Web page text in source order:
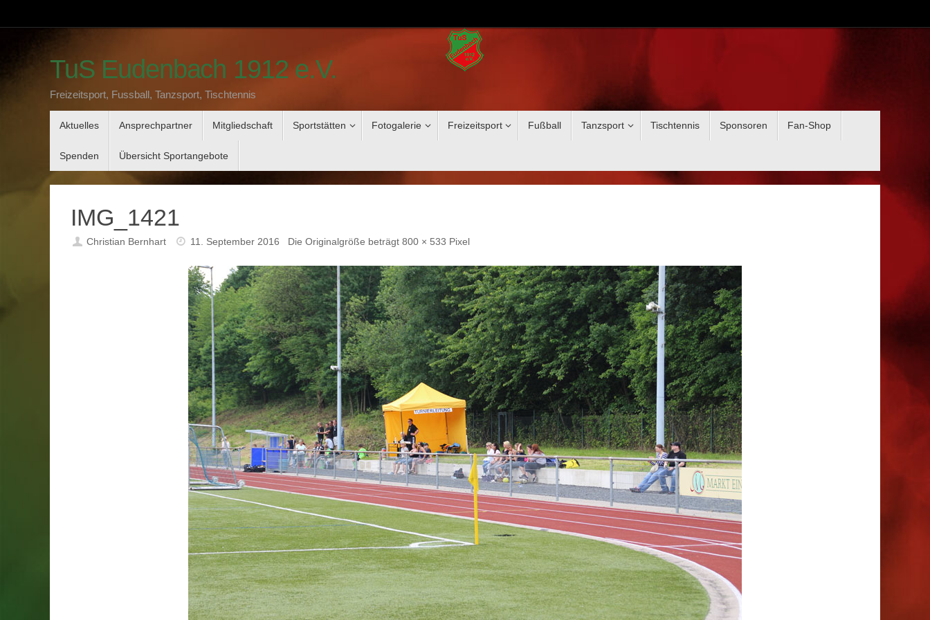
Inhalt
TuS Eudenbach 1912 e.V.
Freizeitsport, Fussball, Tanzsport, Tischtennis
Inhalt
Aktuelles Ansprechpartner Mitgliedschaft Sportstätten Fotogalerie Freizeitsport Fußball Tanzsport Tischtennis Sponsoren Fan-Shop
Spenden Übersicht Sportangebote
IMG_1421
Christian Bernhart 11. September 2016 Die Originalgröße beträgt800 × 533 Pixel